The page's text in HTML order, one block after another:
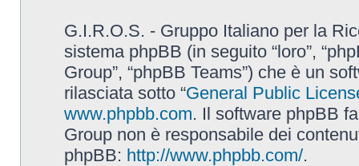
G.I.R.O.S. - Gruppo Italiano per la
sistema phpBB (in seguito “loro”,
Group”, “phpBB Teams”) che è un
rilasciata sotto “General Public
www.phpbb.com. Il software phpBB
Group non è responsabile dei
phpBB: http://www.phpbb.com/.